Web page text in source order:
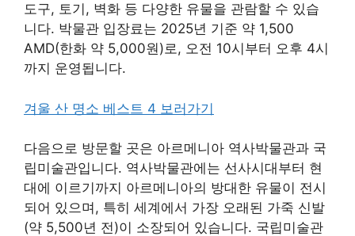
도구, 토기, 벽화 등 다양한 유물을 관람할 수 있습
니다. 박물관 입장료는 2025년 기준 약 1,500
AMD(한화 약 5,000원)로, 오전 10시부터 오후 4시
까지 운영됩니다.
겨울 산 명소 베스트 4 보러가기
다음으로 방문할 곳은 아르메니아 역사박물관과 국
립미술관입니다. 역사박물관에는 선사시대부터 현
대에 이르기까지 아르메니아의 방대한 유물이 전시
되어 있으며, 특히 세계에서 가장 오래된 가죽 신발
(약 5,500년 전)이 소장되어 있습니다. 국립미술관